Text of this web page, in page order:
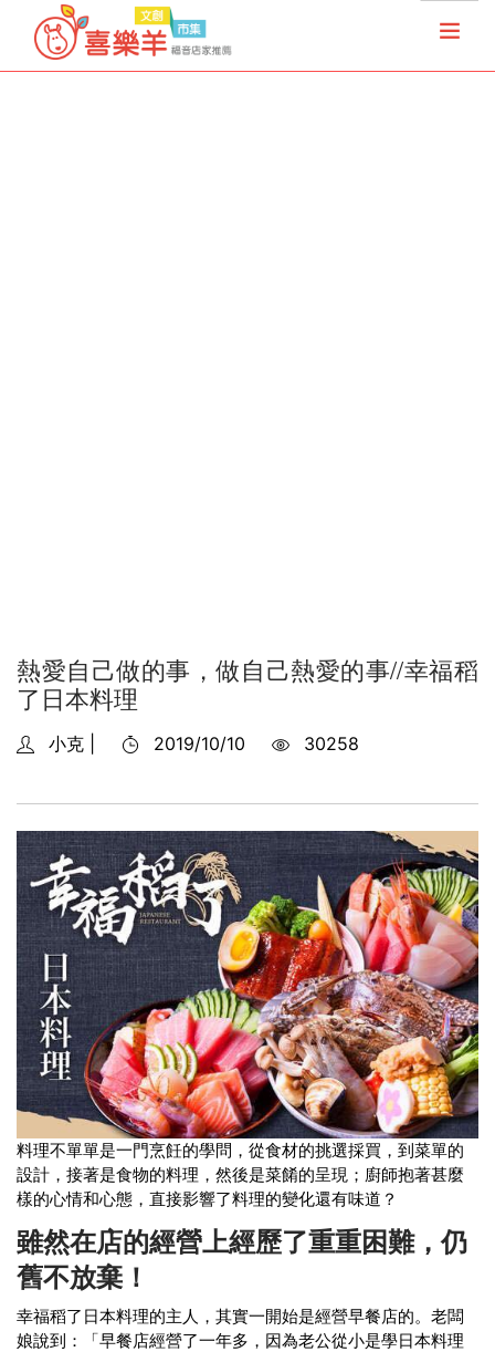
熱愛自己做的事，做自己熱愛的事//幸福稻
了日本料理
小克 | 2019/10/10 30258
料理不單單是一門烹飪的學問，從食材的挑選採買，到菜單的
設計，接著是食物的料理，然後是菜餚的呈現；廚師抱著甚麼
樣的心情和心態，直接影響了料理的變化還有味道？
雖然在店的經營上經歷了重重困難，仍
舊不放棄！
幸福稻了日本料理的主人，其實一開始是經營早餐店的。 老闆
娘說到：「早餐店經營了一年多，因為老公從小是學日本料理